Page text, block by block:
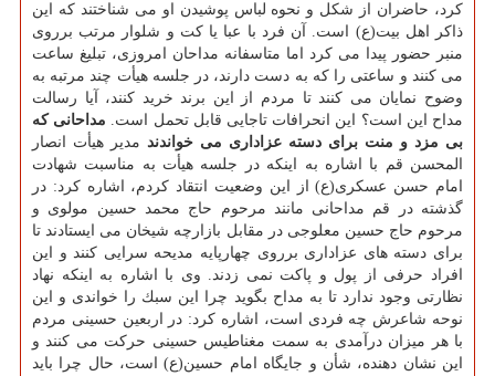
كرد، حاضران از شكل و نحوه لباس پوشیدن او می شناختند كه این
ذاكر اهل بیت(ع) است. آن فرد با عبا یا كت و شلوار مرتب برروی
منبر حضور پیدا می كرد اما متاسفانه مداحان امروزی، تبلیغ ساعت
می كنند و ساعتی را كه به دست دارند، در جلسه هیأت چند مرتبه به
وضوح نمایان می كنند تا مردم از این برند خرید كنند، آیا رسالت
مداح این است؟ این انحرافات تاجایی قابل تحمل است. مداحانی كه
بی مزد و منت برای دسته عزاداری می خواندند مدیر هیأت انصار
المحسن قم با اشاره به اینكه در جلسه هیأت به مناسبت شهادت
امام حسن عسكری(ع) از این وضعیت انتقاد كردم، اشاره كرد: در
گذشته در قم مداحانی مانند مرحوم حاج محمد حسین مولوی و
مرحوم حاج حسین معلوجی در مقابل بازارچه شیخان می ایستادند تا
برای دسته های عزاداری برروی چهارپایه مدیحه سرایی كنند و این
افراد حرفی از پول و پاكت نمی زدند. وی با اشاره به اینكه نهاد
نظارتی وجود ندارد تا به مداح بگوید چرا این سبك را خواندی و این
نوحه شاعرش چه فردی است، اشاره كرد: در اربعین حسینی مردم
با هر میزان درآمدی به سمت مغناطیس حسینی حركت می كنند و
این نشان دهنده، شأن و جایگاه امام حسین(ع) است، حال چرا باید